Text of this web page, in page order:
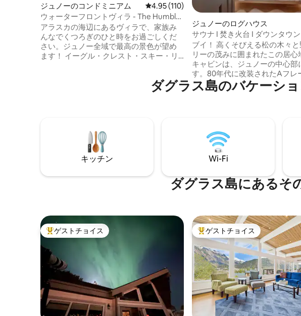
ジュノーのコンドミニアム レビュー110件、5つ星中4.95つ星の平均評価
4.95 (110)
ウォーターフロントヴィラ - The Humble
Halibut 3050
アラスカの海辺にあるヴィラで、家族み
んなでくつろぎのひと時をお過ごしくだ
さい。ジュノー全域で最高の景色が望め
ます！ イーグル・クレスト・スキー・リ
いっぱいにして帰宅しましょう！ユニッ
ト内にディープフリーザーがあります！
トテレビ 追加の毛布 こちらのユニットは
ウォーターフロントにあり、階段があり
ます。歩行の不自由なゲストには適して
いません。
ジュノーのログハウス
サウナ I 焚き火台 I ダウンタウ
ルクレストに近い
ブイ！ 高くそびえる松の木々
リーの茂みに囲まれたこの居心
キャビンは、ジュノーの中心部
す。80年代に改装されたAフレ
ッドルーム/1バスルームは、温
な美しさを備えています。 ゲ
チでお客様をお迎えします。快
具、設備の整ったキッチン、静
で、まるで自宅にいるかのよう
です。 1日冒険した後は、シダ
ダグラス島のバケーシ
キッチン Wi-Fi
ダグラス島にあるそ
大好評のゲストチョイスです。
ゲストチョイス 大好評のゲストチョイスです。
ゲストチョイス